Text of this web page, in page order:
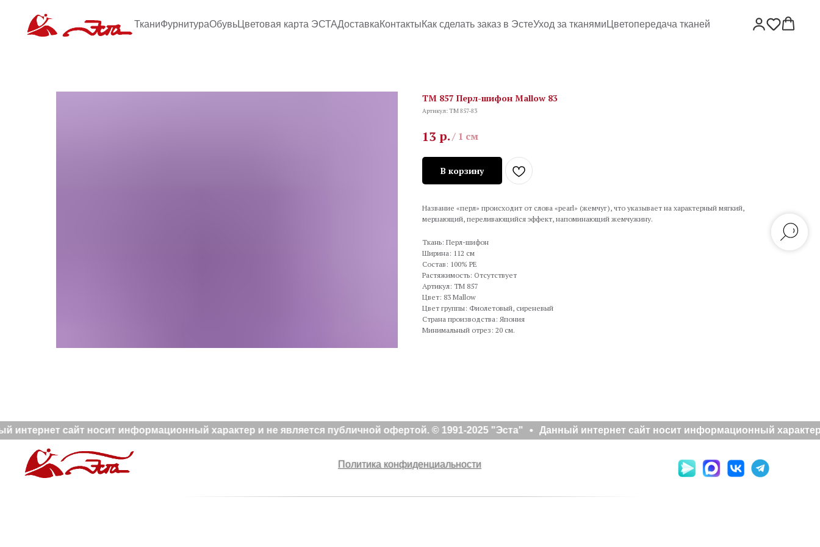
ТканиФурнитураОбувьЦветовая карта ЭСТАДоставкаКонтактыКак сделать заказ в ЭстеУход за тканями Цветопередача тканей
TM 857 Перл-шифон Mallow 83
Артикул:TM 857-83
13 р./ 1 см
В корзину
Название «перл» происходит от слова «pearl» (жемчуг), что указывает на характерный мягкий,
мерцающий, переливающийся эффект, напоминающий жемчужину.
Ткань: Перл-шифон
Ширина: 112 см
Состав: 100% PE
Растяжимость: Отсутствует
Артикул: TM 857
Цвет: 83 Mallow
Цвет группы: Фиолетовый, сиреневый
Страна производства: Япония
Минимальный отрез: 20 см.
интернет сайт носит информационный характер и не является публичной офертой. © 1991-2025 "Эста" Данный интернет сайт носит информационный
Политика конфиденциальности